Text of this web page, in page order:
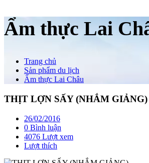
Ẩm thực Lai
Trang chủ
Sản phẩm du lịch
Ẩm thực Lai Châu
THỊT LỢN SẤY (NHẮM GIẢNG)
26/02/2016
0 Bình luận
4076 Lượt xem
Lượt thích